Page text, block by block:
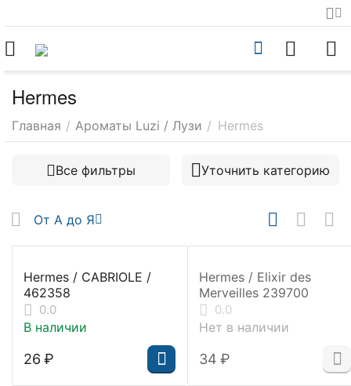
Hermes
Главная / Ароматы Luzi / Лузи / Hermes
Все фильтры Уточнить категорию
От А до Я
Hermes / CABRIOLE /
462358
0.0
В наличии
‍26‍ ₽
Hermes / Elixir des
Merveilles 239700
0.0
Нет в наличии
‍34‍ ₽